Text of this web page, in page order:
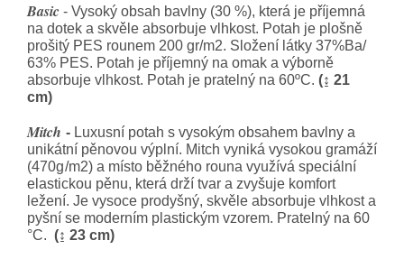
Basic - Vysoký obsah bavlny (30 %), která je příjemná
na dotek a skvěle absorbuje vlhkost. Potah je plošně
prošitý PES rounem 200 gr/m2. Složení látky 37%Ba/
63% PES. Potah je příjemný na omak a výborně
absorbuje vlhkost. Potah je pratelný na 60ºC. (↨ 21
cm)
Mitch - Luxusní potah s vysokým obsahem bavlny a
unikátní pěnovou výplní. Mitch vyniká vysokou gramáží
(470g/m2) a místo běžného rouna využívá speciální
elastickou pěnu, která drží tvar a zvyšuje komfort
ležení. Je vysoce prodyšný, skvěle absorbuje vlhkost a
pyšní se moderním plastickým vzorem. Pratelný na 60
°C. (↨ 23 cm)